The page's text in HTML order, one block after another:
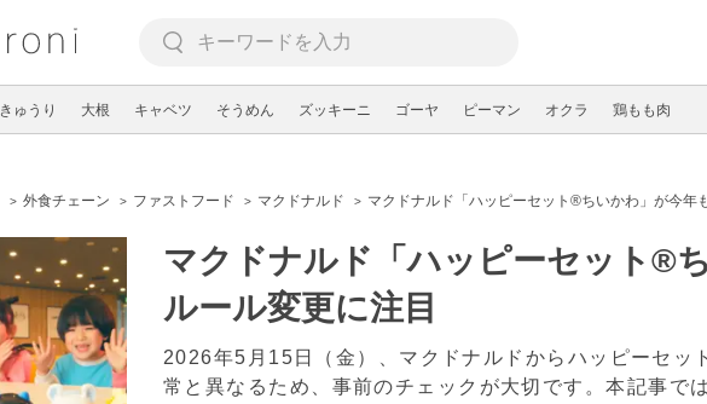
きゅうり 大根 キャベツ そうめん ズッキーニ ゴーヤ ピーマン オクラ 鶏もも肉
外食チェーン ファストフード マクドナルド マクドナルド「ハッピーセット®ちいかわ」が今年
マクドナルド「ハッピーセット®
ルール変更に注目
2026年5月15日（金）、マクドナルドからハッピーセッ
常と異なるため、事前のチェックが大切です。本記事で